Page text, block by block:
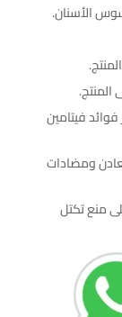
الأسنان.
فيتامين
ومضادات
منع تكتل